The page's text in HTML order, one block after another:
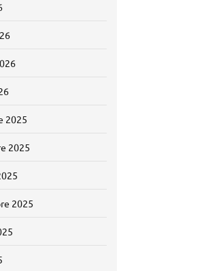
2025
2025
2025